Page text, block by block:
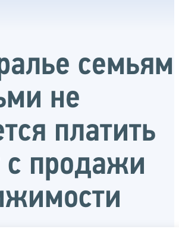
семьям
не
платить
с продажи